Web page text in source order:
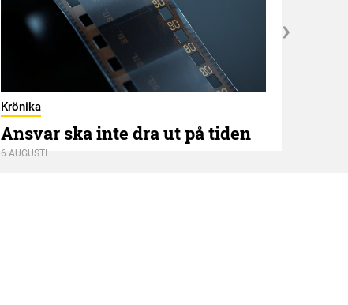
Krönika
Ansvar ska inte dra ut på tiden
6 AUGUSTI